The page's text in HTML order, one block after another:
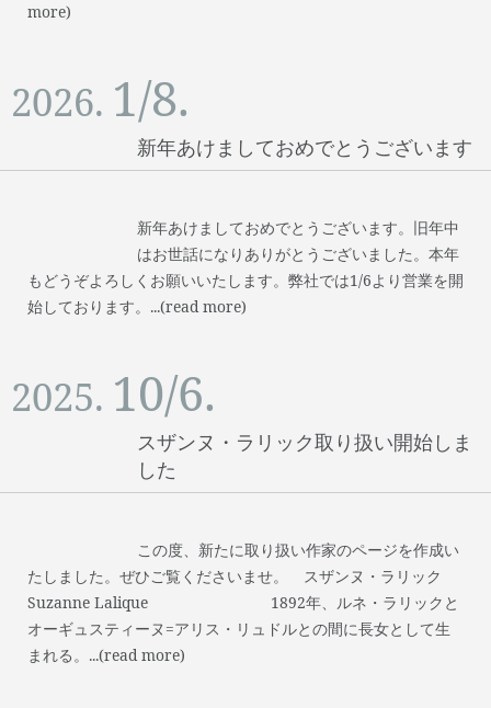
more)
2026. 1/8.
新年あけましておめでとうございます
新年あけましておめでとうございます。旧年中
はお世話になりありがとうございました。本年
もどうぞよろしくお願いいたします。弊社では1/6より営業を開
始しております。...(read more)
2025. 10/6.
スザンヌ・ラリック取り扱い開始しま
した
この度、新たに取り扱い作家のページを作成い
たしました。ぜひご覧くださいませ。 スザンヌ・ラリック
Suzanne Lalique 1892年、ルネ・ラリックと
オーギュスティーヌ=アリス・リュドルとの間に長女として生
まれる。...(read more)